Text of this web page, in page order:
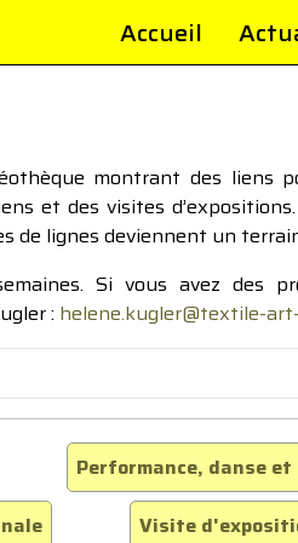
Accueil
montrant des
et des visites
de lignes deviennent un
Si vous avez des
: helene.kugler@textile-
Performance, danse
Visite